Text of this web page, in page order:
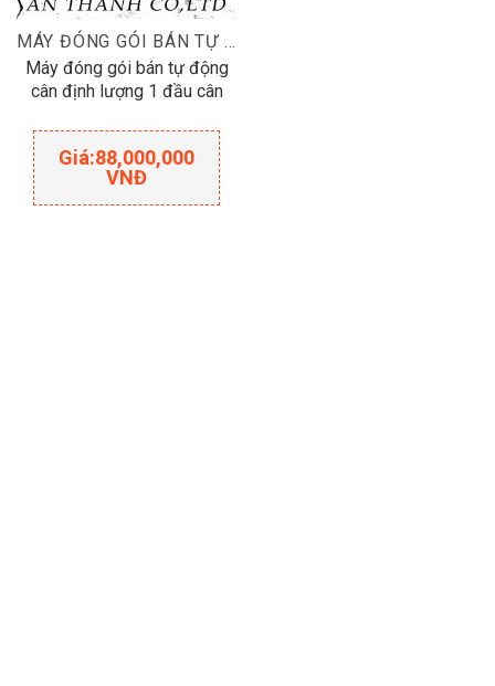
MÁY ĐÓNG GÓI BÁN TỰ ĐỘNG
Máy đóng gói bán tự động
cân định lượng 1 đầu cân
Giá:88,000,000
VNĐ